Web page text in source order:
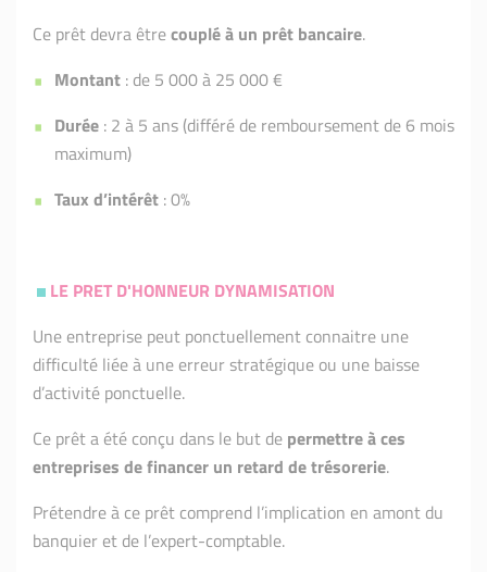
Ce prêt devra êtrecouplé à un prêt bancaire.
Montant : de 5 000 à 25 000 €
Durée : 2 à 5 ans (différé de remboursement de 6 mois
maximum)
Taux d’intérêt : 0%
LE PRET D'HONNEUR DYNAMISATION
Une entreprise peut ponctuellement connaitre une
difficulté liée à une erreur stratégique ou une baisse
d’activité ponctuelle.
Ce prêt a été conçu dans le but de permettre à ces
entreprises de financer un retard de trésorerie.
Prétendre à ce prêt comprend l’implication en amont du
banquier et de l’expert-comptable.